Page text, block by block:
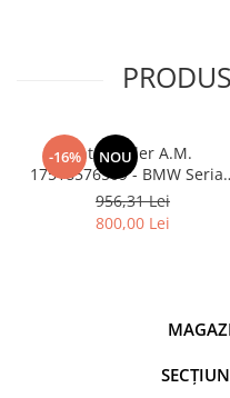
Scut caseta
Electrice
Acumulator
-16% NOU
Intercooler A.M.
17518576509 - BMW Seria
G30
956,31 Lei
800,00 Lei